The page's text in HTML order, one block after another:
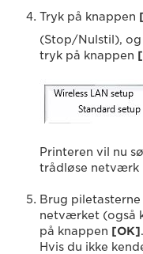
Tryk på knappen
(Stop/Nulstil),
tryk på knappen
Printeren vil nu
trådløse netværk
Brug
netværket (også
på knappen [OK].
Hvis du ikke